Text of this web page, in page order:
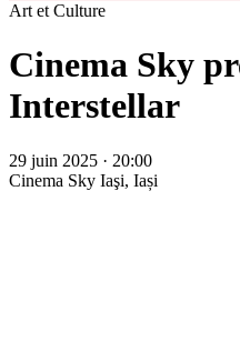
Art et Culture
Cinema Sky
Interstellar
29 juin 2025 · 20:00
Cinema Sky Iaşi, Iași